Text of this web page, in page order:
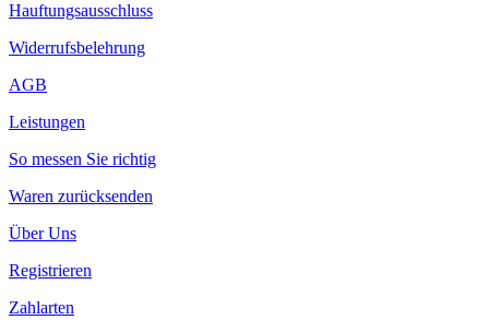
Hauftungsausschluss
Widerrufsbelehrung
AGB
Leistungen
So messen Sie richtig
Waren zurücksenden
Über Uns
Registrieren
Zahlarten